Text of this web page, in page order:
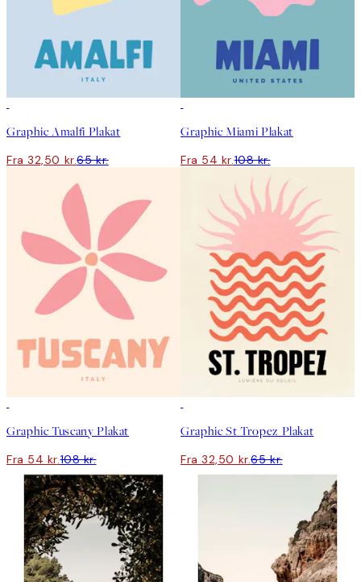
Graphic Amalfi Plakat
Fra 32,50 kr.65 kr.
Graphic Miami Plakat
Fra 54 kr.108 kr.
Graphic Tuscany Plakat
Fra 54 kr.108 kr.
Graphic St Tropez Plakat
Fra 32,50 kr.65 kr.